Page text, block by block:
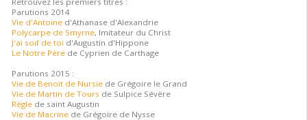
Parutions 2014
Vie d'Antoine d'Athanase d'Alexandrie
Polycarpe de Smyrne, Imitateur du Christ
J'ai soif de toi d'Augustin d'Hippone
Le Notre Père de Cyprien de Carthage
Parutions 2015 :
Vie de Benoit de Nursie de Grégoire le Grand
Vie de Martin de Tours de Sulpice Sévère
Règle de saint Augustin
Vie de Macrine de Grégoire de Nysse